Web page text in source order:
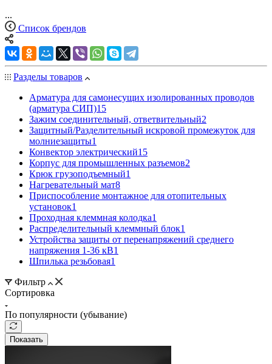
...
Список брендов
Разделы товаров
Арматура для самонесущих изолированных проводов
(арматура СИП)15
Зажим соединительный, ответвительный2
Защитный/Разделительный искровой промежуток для
молниезащиты1
Конвектор электрический15
Корпус для промышленных разъемов2
Крюк грузоподъемный1
Нагревательный мат8
Приспособление монтажное для отопительных
установок1
Проходная клеммная колодка1
Распределительный клеммный блок1
Устройства защиты от перенапряжений среднего
напряжения 1-36 кВ1
Шпилька резьбовая1
Фильтр
Сортировка
По популярности (убывание)
Показать